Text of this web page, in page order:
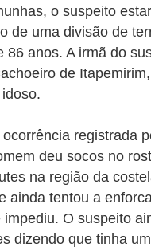
o suspeito
de uma divisão de
86 anos. A irmã do
de
registrada
deu socos no
na região da
ainda tentou a
impediu. O suspeito
dizendo que tinha